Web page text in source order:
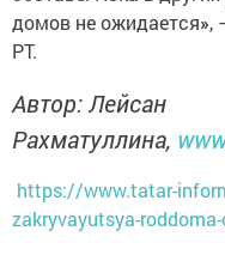
домов не ожидается
РТ.
Автор: Лейсан
Рахматуллина,
https://www.tatar-
zakryvayutsya-